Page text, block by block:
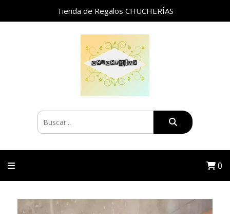
Tienda de Regalos CHUCHERÍAS
0